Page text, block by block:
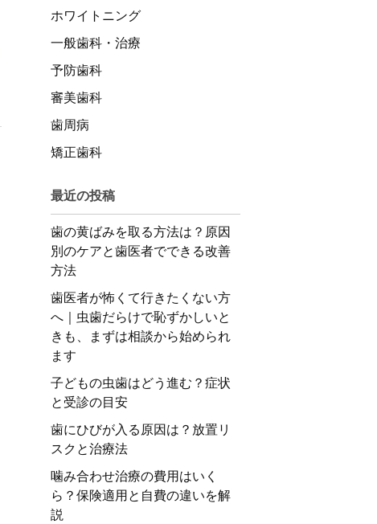
ホワイトニング
一般歯科・治療
予防歯科
審美歯科
歯周病
矯正歯科
最近の投稿
歯の黄ばみを取る方法は？原因
別のケアと歯医者でできる改善
方法
歯医者が怖くて行きたくない方
へ｜虫歯だらけで恥ずかしいと
きも、まずは相談から始められ
ます
子どもの虫歯はどう進む？症状
と受診の目安
歯にひびが入る原因は？放置リ
スクと治療法
噛み合わせ治療の費用はいく
ら？保険適用と自費の違いを解
説